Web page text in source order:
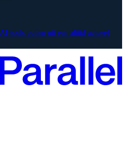
tools putten uit een altijd-actueel